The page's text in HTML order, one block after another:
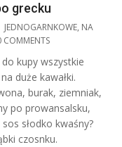
grecku
JEDNOGARNKOWE, NA
COMMENTS
kupy wszystkie
duże kawałki.
burak, ziemniak,
po prowansalsku,
słodko kwaśny?
czosnku.